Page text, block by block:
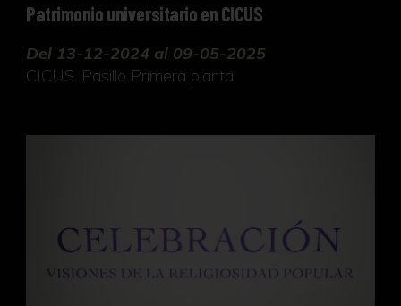
Patrimonio universitario en CICUS
Del 13-12-2024 al 09-05-2025
CICUS. Pasillo Primera planta
Celebración. Visiones de la religiosidad popular